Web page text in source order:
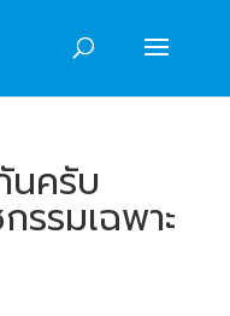
นครับ
รรมเฉพาะ